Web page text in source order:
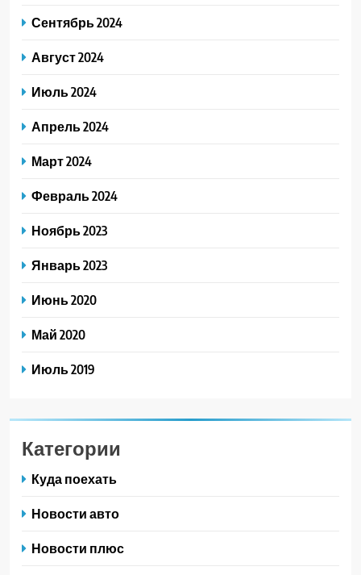
Сентябрь 2024
Август 2024
Июль 2024
Апрель 2024
Март 2024
Февраль 2024
Ноябрь 2023
Январь 2023
Июнь 2020
Май 2020
Июль 2019
Категории
Куда поехать
Новости авто
Новости плюс